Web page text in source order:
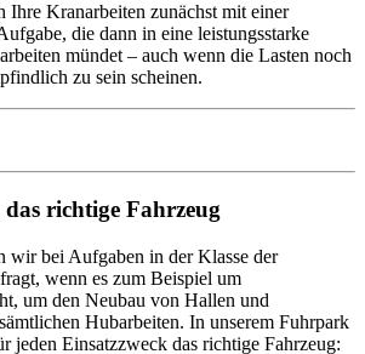
Ihre Kranarbeiten zunächst mit einer
die dann in eine leistungsstarke
mündet – auch wenn die Lasten noch
zu sein scheinen.
richtige Fahrzeug
wir bei Aufgaben in der Klasse der
wenn es zum Beispiel um
um den Neubau von Hallen und
Hubarbeiten. In unserem Fuhrpark
jeden Einsatzzweck das richtige Fahrzeug: